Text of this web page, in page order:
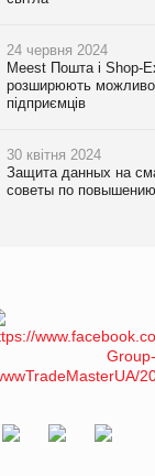
24 червня 2024
Meest Пошта і Shop-
розширюють
підприємців
30 квітня 2024
Защита данных на
советы по повышению